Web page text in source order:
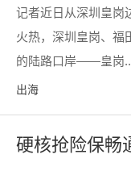
记者近日从深圳皇岗
火热，深圳皇岗、福
的陆路口岸——皇岗
出海
硬核抢险保畅